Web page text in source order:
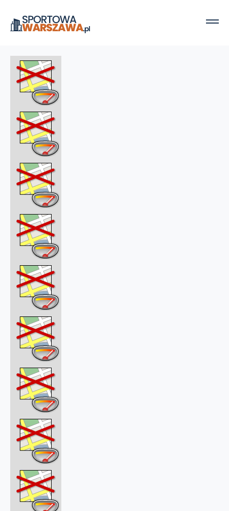
Strona główna Kluby sportowe
Klub Sportowy Legia